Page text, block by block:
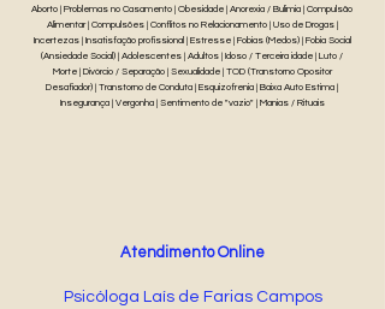
Aborto | Problemas no Casamento | Obesidade | Anorexia / Bulimia | Compulsão
Alimentar | Compulsões | Conflitos no Relacionamento | Uso de Drogas |
Incertezas | Insatisfação profissional | Estresse | Fobias (Medos) | Fobia Social
(Ansiedade Social) | Adolescentes | Adultos | Idoso / Terceira idade | Luto /
Morte | Divórcio / Separação | Sexualidade | TOD (Transtorno Opositor
Desafiador) | Transtorno de Conduta | Esquizofrenia | Baixa Auto Estima |
Insegurança | Vergonha | Sentimento de "vazio" | Manias / Rituais
Atendimento Online
Psicóloga Laís de Farias Campos